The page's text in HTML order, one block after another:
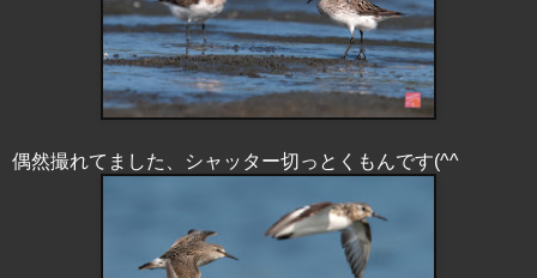
偶然撮れてました、シャッター切っとくもんです(^^ゞ